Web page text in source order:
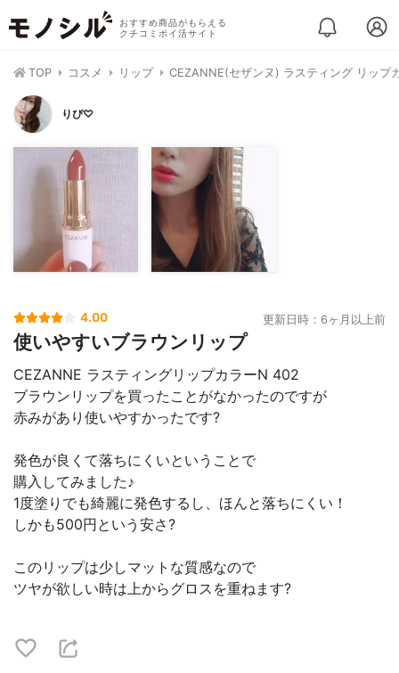
おすすめ商品がもらえる
クチコミポイ活サイト
TOP コスメ リップ CEZANNE(セザンヌ) ラスティング リップ
りぴ♡
4.00 更新日時：6ヶ月以上前
使いやすいブラウンリップ
CEZANNE ラスティングリップカラーN 402
ブラウンリップを買ったことがなかったのですが
赤みがあり使いやすかったです?
発色が良くて落ちにくいということで
購入してみました♪
1度塗りでも綺麗に発色するし、ほんと落ちにくい！
しかも500円という安さ?
このリップは少しマットな質感なので
ツヤが欲しい時は上からグロスを重ねます?